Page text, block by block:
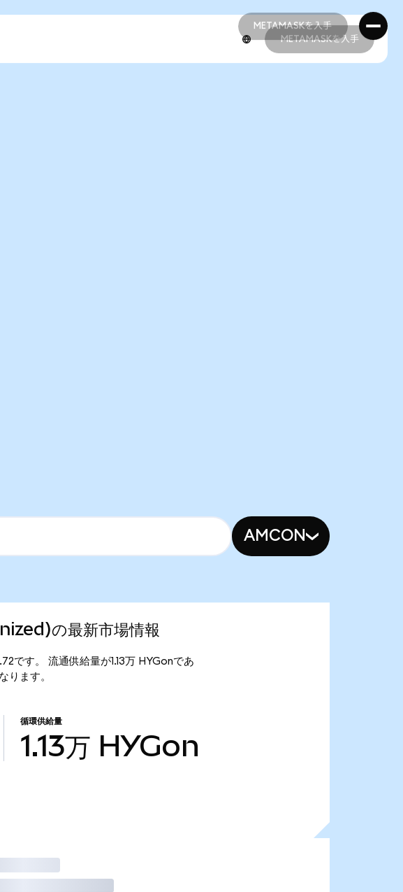
METAMASKを入手
METAMASKを入手
METAMASKを入手
AMCON
の最新市場情報
です。 流通供給量が1.13万 HYGonであ
ります。
循環供給量
1.13万 HYGon